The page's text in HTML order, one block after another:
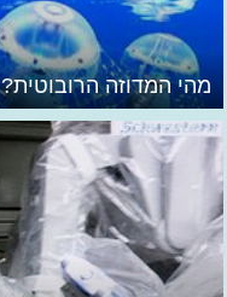
מהי המדוזה הרובוטית?